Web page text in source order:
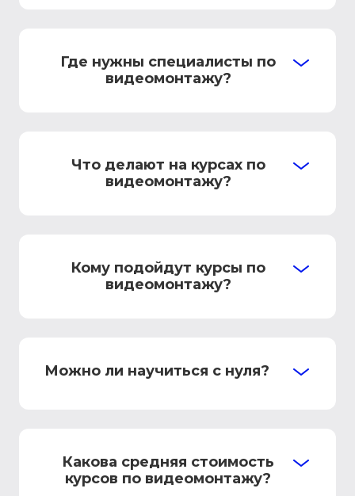
Где нужны специалисты по
видеомонтажу?
Что делают на курсах по
видеомонтажу?
Кому подойдут курсы по
видеомонтажу?
Можно ли научиться с нуля?
Какова средняя стоимость
курсов по видеомонтажу?